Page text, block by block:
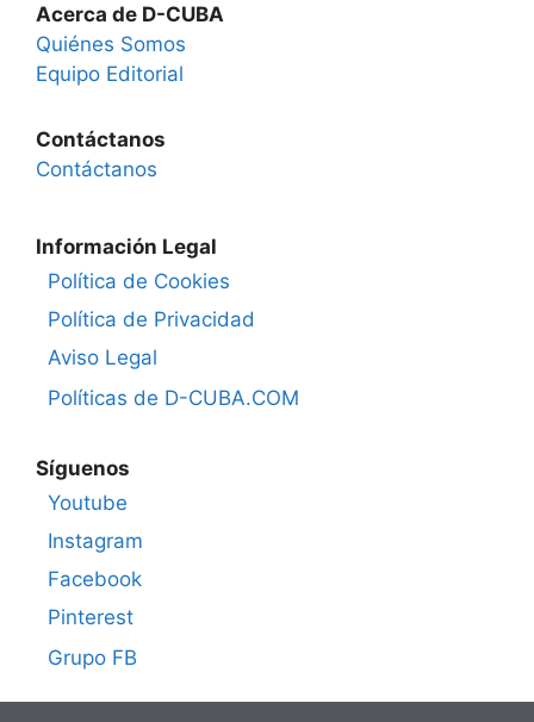
Acerca de D-CUBA
Quiénes Somos
Equipo Editorial
Contáctanos
Contáctanos
Información Legal
Política de Cookies
Política de Privacidad
Aviso Legal
Políticas de D-CUBA.COM
Síguenos
Youtube
Instagram
Facebook
Pinterest
Grupo FB